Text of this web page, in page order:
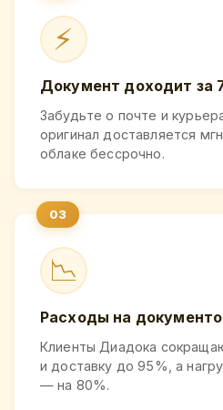
⚡
Документ доходит за
Забудьте о почте и
оригинал доставляется
облаке бессрочно.
📉
Расходы на
Клиенты Диадока
и доставку до 95%, а
— на 80%.